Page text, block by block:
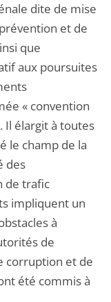
dite de mise
et de
que
aux poursuites
« convention
Il élargit à toutes
le champ de la
des
de trafic
impliquent un
à
de
corruption et de
été commis à